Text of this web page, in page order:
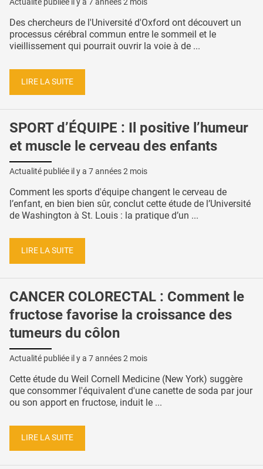
Actualité publiée il y a 7 années 2 mois
Des chercheurs de l'Université d'Oxford ont découvert un
processus cérébral commun entre le sommeil et le
vieillissement qui pourrait ouvrir la voie à de ...
LIRE LA SUITE
SPORT d’ÉQUIPE : Il positive l’humeur
et muscle le cerveau des enfants
Actualité publiée il y a 7 années 2 mois
Comment les sports d'équipe changent le cerveau de
l’enfant, en bien bien sûr, conclut cette étude de l’Université
de Washington à St. Louis : la pratique d’un ...
LIRE LA SUITE
CANCER COLORECTAL : Comment le
fructose favorise la croissance des
tumeurs du côlon
Actualité publiée il y a 7 années 2 mois
Cette étude du Weil Cornell Medicine (New York) suggère
que consommer l'équivalent d'une canette de soda par jour
ou son apport en fructose, induit le ...
LIRE LA SUITE